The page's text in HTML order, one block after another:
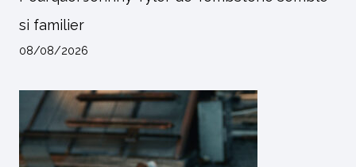
si familier
08/08/2026